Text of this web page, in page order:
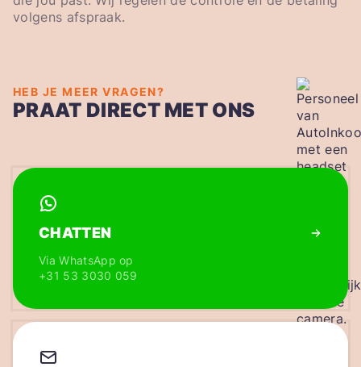
volgens afspraak.
HEB JE MEER VRAGEN?
PRAAT DIRECT MET ONS
CHATTEN
Via WhatsApp op
+31 53 3030 059